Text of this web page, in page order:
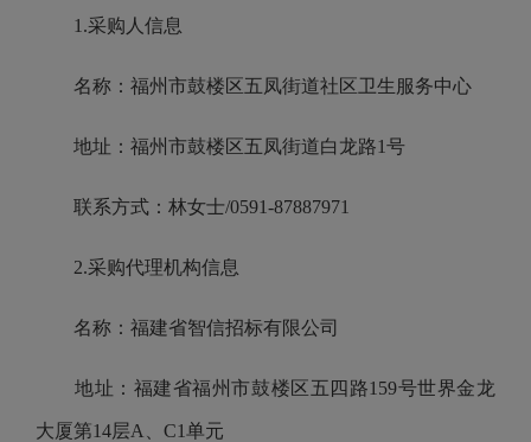
1.采购人信息
名称：福州市鼓楼区五凤街道社区卫生服务中心
地址：福州市鼓楼区五凤街道白龙路1号
联系方式：林女士/0591-87887971
2.采购代理机构信息
名称：福建省智信招标有限公司
地址：福建省福州市鼓楼区五四路159号世界金龙
大厦第14层A、C1单元